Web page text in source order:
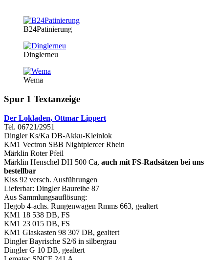
B24Patinierung
Dinglerneu
Wema
Spur 1 Textanzeige
Der Lokladen, Ottmar Lippert
Tel. 06721/2951
Dingler Ks/Ka DB-Akku-Kleinlok
KM1 Vectron SBB Nightpiercer Rhein
Märklin Roter Pfeil
Märklin Henschel DH 500 Ca, auch mit FS-Radsätzen bei uns
bestellbar
Kiss 92 versch. Ausführungen
Lieferbar: Dingler Baureihe 87
Aus Sammlungsauflösung:
Hegob 4-achs. Rungenwagen Rmms 663, gealtert
KM1 18 538 DB, FS
KM1 23 015 DB, FS
KM1 Glaskasten 98 307 DB, gealtert
Dingler Bayrische S2/6 in silbergrau
Dingler G 10 DB, gealtert